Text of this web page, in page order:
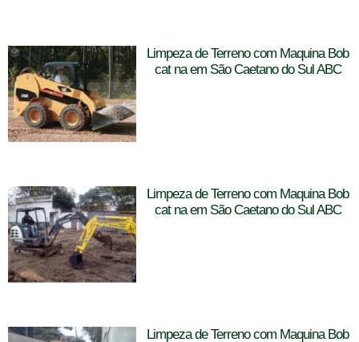
Limpeza de Terreno com Maquina Bob
cat na em São Caetano do Sul ABC
Limpeza de Terreno com Maquina Bob
cat na em São Caetano do Sul ABC
Limpeza de Terreno com Maquina Bob